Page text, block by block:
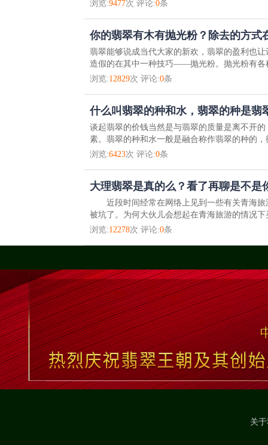
浏览:9477次 评论:0条
你的翡翠有木有抛光粉？除去的方式
翡翠能够说成当代大家的新欢，翡翠的盈利也
造假的在其中一种技巧——抛光粉。抛光粉有各
浏览:12829次 评论:0条
什么叫翡翠的种和水，翡翠的种是翡
谈起翡翠的价钱当然是与翡翠的质量是离不开
素。翡翠的种和水一般是融合称作翡翠的种的
浏览:6423次 评论:0条
大理翡翠是真的么？看了再聊是不是
近段时间经常在网络上见到一些有关青海旅
被坑了。为何大伙儿会想起在青海旅游的情况
浏览:12278次 评论:0条
关